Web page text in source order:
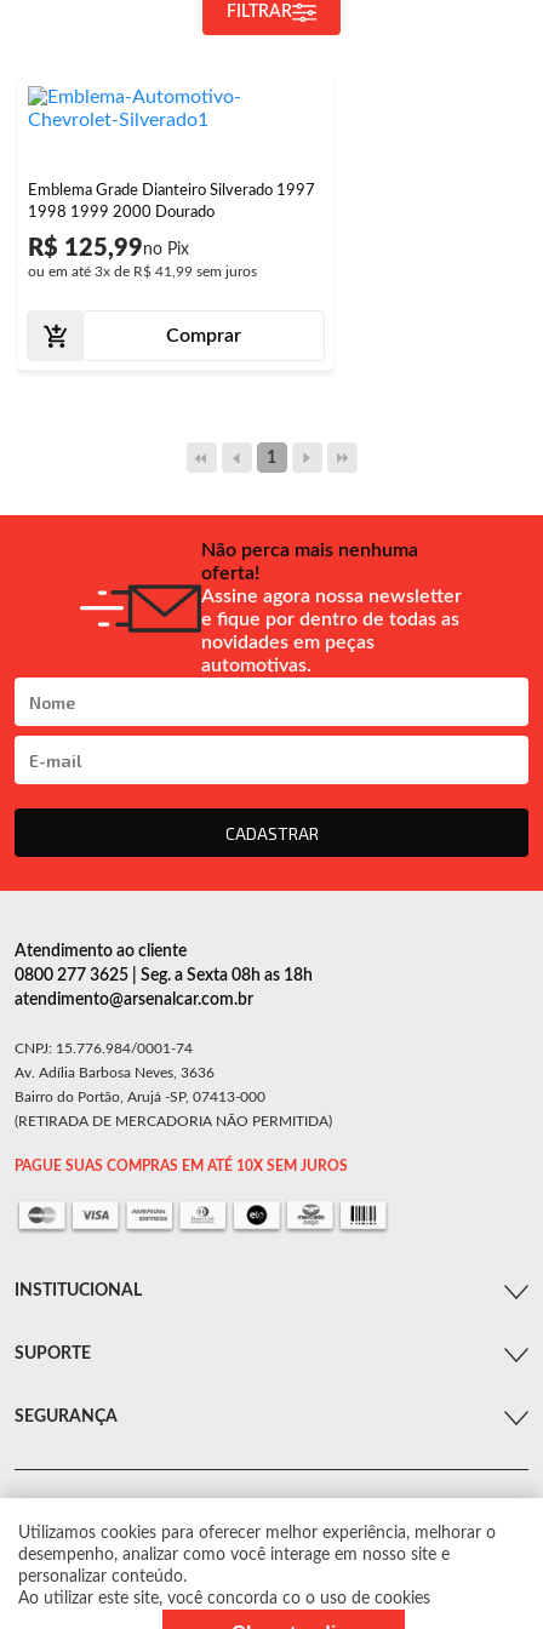
FILTRAR
Emblema Grade Dianteiro Silverado 1997
1998 1999 2000 Dourado
R$ 125,99
ou em até 3x de R$ 41,99 sem juros
Comprar
1
Não perca mais nenhuma
oferta!
Assine agora nossa newsletter
e fique por dentro de todas as
novidades em peças
automotivas.
CADASTRAR
Utilizamos cookies para oferecer melhor experiência, melhorar o
desempenho, analizar como você interage em nosso site e
personalizar conteúdo.
Ao utilizar este site, você concorda co o uso de cookies
Atendimento ao cliente
0800 277 3625 | Seg. a Sexta 08h as 18h
atendimento@arsenalcar.com.br
CNPJ: 15.776.984/0001-74
Av. Adília Barbosa Neves, 3636
Bairro do Portão, Arujá -SP, 07413-000
(RETIRADA DE MERCADORIA NÃO PERMITIDA)
PAGUE SUAS COMPRAS EM ATÉ 10X SEM JUROS
INSTITUCIONAL
SUPORTE
SEGURANÇA
© Arsenal Car. Todos os direitos reservados.
Proibida reprodução total ou parcial. Preços e estoque sujeito a alterações sem
aviso prévio.